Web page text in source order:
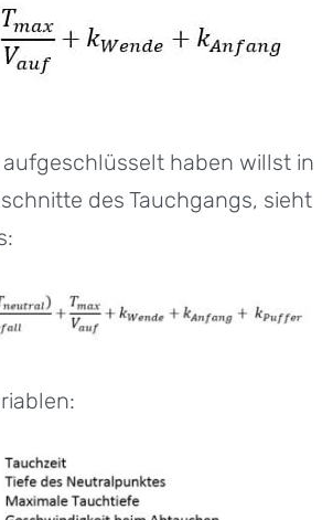
haben willst in
des Tauchgangs, sieht